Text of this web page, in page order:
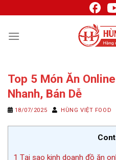
đến
nội
Top 5 Món Ăn
Nhanh, Bán Dễ
18/07/2025 HÙNG VIỆT FOOD
1 Tại sao kinh doanh đồ ăn